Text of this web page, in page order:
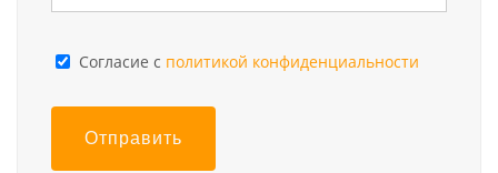
Cогласие с политикой конфиденциальности
Отправить